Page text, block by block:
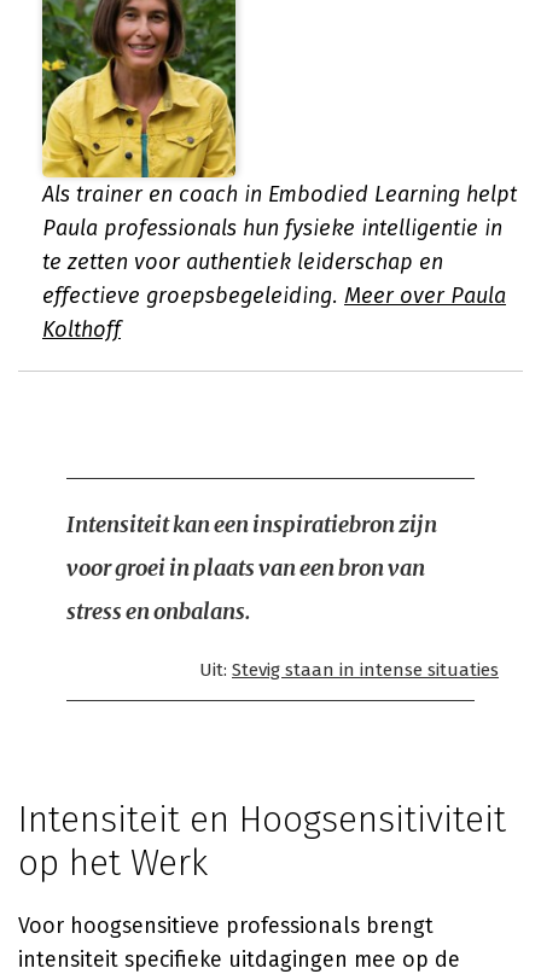
Als trainer en coach in Embodied Learning helpt
Paula professionals hun fysieke intelligentie in
te zetten voor authentiek leiderschap en
effectieve groepsbegeleiding. Meer over Paula
Kolthoff
Intensiteit kan een inspiratiebron zijn
voor groei in plaats van een bron van
stress en onbalans.
Uit: Stevig staan in intense situaties
Intensiteit en Hoogsensitiviteit
op het Werk
Voor hoogsensitieve professionals brengt
intensiteit specifieke uitdagingen mee op de